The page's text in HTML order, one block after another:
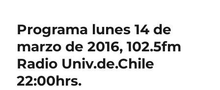
emisiÃ³n
de
lunes
14
de
marzo
Programa lunes 14 de
marzo de 2016, 102.5fm
Radio Univ.de.Chile
22:00hrs.